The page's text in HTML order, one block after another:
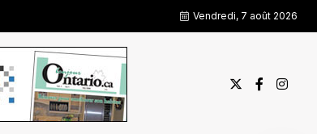
Vendredi, 7 août 2026